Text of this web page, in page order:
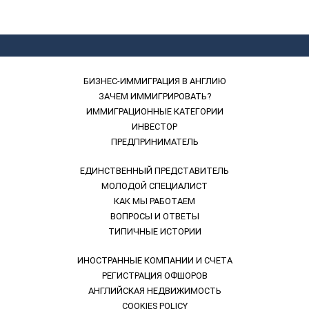
БИЗНЕС-ИММИГРАЦИЯ В АНГЛИЮ
ЗАЧЕМ ИММИГРИРОВАТЬ?
ИММИГРАЦИОННЫЕ КАТЕГОРИИ
ИНВЕСТОР
ПРЕДПРИНИМАТЕЛЬ
ЕДИНСТВЕННЫЙ ПРЕДСТАВИТЕЛЬ
МОЛОДОЙ СПЕЦИАЛИСТ
КАК МЫ РАБОТАЕМ
ВОПРОСЫ И ОТВЕТЫ
ТИПИЧНЫЕ ИСТОРИИ
ИНОСТРАННЫЕ КОМПАНИИ И СЧЕТА
РЕГИСТРАЦИЯ ОФШОРОВ
АНГЛИЙСКАЯ НЕДВИЖИМОСТЬ
COOKIES POLICY